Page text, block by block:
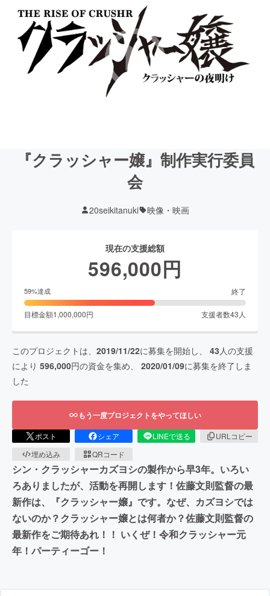
『クラッシャー嬢』制作実行委員
会
20seikitanuki 映像・映画
現在の支援総額
596,000円
59%達成 終了
目標金額1,000,000円 支援者数43 人
このプロジェクトは、 2019/11/22に募集を開始し、 43 人の支援
により 596,000円の資金を集め、 2020/01/09に募集を終了しま
した
もう一度プロジェクトをやってほしい
ポスト シェア LINEで送る
URLコピー
埋め込み
QRコード
シン・クラッシャーカズヨシの製作から早3年。いろい
ろありましたが、活動を再開します！佐藤文則監督の最
新作は、『クラッシャー嬢』です。なぜ、カズヨシでは
ないのか？クラッシャー嬢とは何者か？佐藤文則監督の
最新作をご期待あれ！！ いくぜ！令和クラッシャー元
年！パーティーゴー！